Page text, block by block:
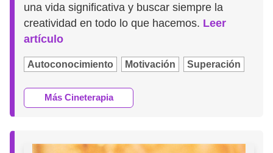
una vida significativa y buscar siempre la
creatividad en todo lo que hacemos. Leer
artículo
Autoconocimiento Motivación Superación
Más Cineterapia